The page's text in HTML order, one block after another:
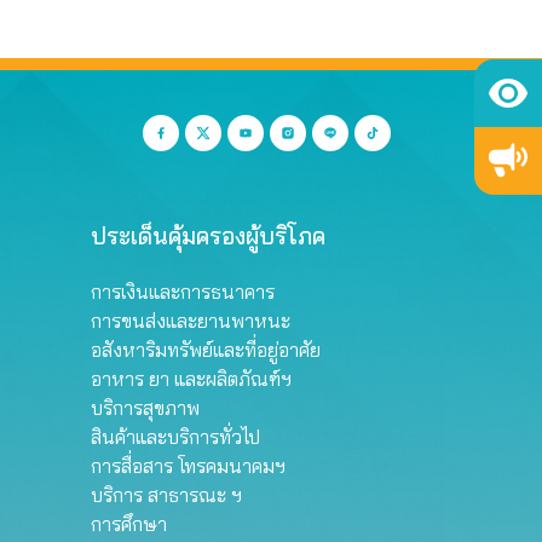
ประเด็นคุ้มครองผู้บริโภค
การเงินและการธนาคาร
การขนส่งและยานพาหนะ
อสังหาริมทรัพย์และที่อยู่อาศัย
อาหาร ยา และผลิตภัณฑ์ฯ
บริการสุขภาพ
สินค้าและบริการทั่วไป
การสื่อสาร โทรคมนาคมฯ
บริการ สาธารณะ ฯ
การศึกษา